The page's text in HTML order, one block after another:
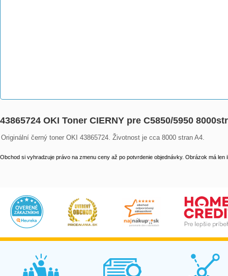
43865724 OKI Toner CIERNY pre C5850/5950
Originální černý toner OKI 43865724. Životnost je cca 8000 stran A4.
Obchod si vyhradzuje právo na zmenu ceny až po potvrdenie objednávky. Obrázok má len